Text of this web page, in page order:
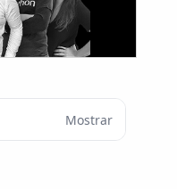
Mostrar